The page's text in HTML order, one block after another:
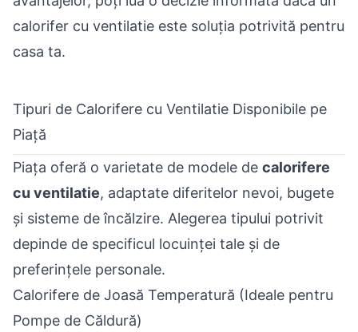
calorifer cu ventilatie este soluția potrivită pentru
casa ta.
Tipuri de Calorifere cu Ventilatie Disponibile pe
Piață
Piața oferă o varietate de modele de calorifere
cu ventilatie, adaptate diferitelor nevoi, bugete
și sisteme de încălzire. Alegerea tipului potrivit
depinde de specificul locuinței tale și de
preferințele personale.
Calorifere de Joasă Temperatură (Ideale pentru
Pompe de Căldură)